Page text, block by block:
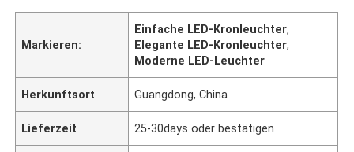
Markieren:
Einfache LED-Kronleuchter,
Elegante LED-Kronleuchter,
Moderne LED-Leuchter
Herkunftsort Guangdong, China
Lieferzeit 25-30days oder bestätigen